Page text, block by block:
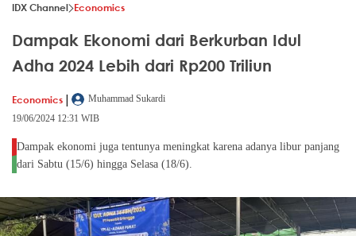
IDX Channel Economics
Dampak Ekonomi dari Berkurban Idul
Adha 2024 Lebih dari Rp200 Triliun
Economics |
Muhammad Sukardi
19/06/2024 12:31 WIB
Dampak ekonomi juga tentunya meningkat karena adanya libur panjang
dari Sabtu (15/6) hingga Selasa (18/6).